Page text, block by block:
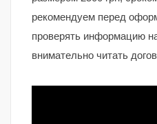
рекомендуем перед
проверять информацию
внимательно читать